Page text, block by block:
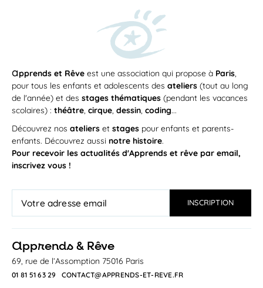
apprends et Rêve est une association qui propose à Paris,
pour tous les enfants et adolescents des ateliers (tout au long
de l'année) et des stages thématiques (pendant les vacances
scolaires) : théâtre, cirque, dessin, coding...
Découvrez nos ateliers et stages pour enfants et parents-
enfants. Découvrez aussi notre histoire.
Pour recevoir les actualités d'Apprends et rêve par email,
inscrivez vous !
apprends & Rêve
69, rue de l’Assomption 75016 Paris
01 81 51 63 29
CONTACT@APPRENDS-ET-REVE.FR